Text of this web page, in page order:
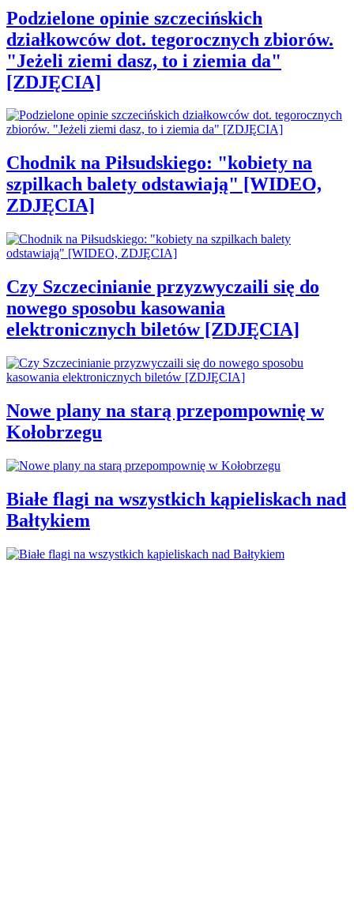
Podzielone opinie szczecińskich
działkowców dot. tegorocznych zbiorów.
"Jeżeli ziemi dasz, to i ziemia da"
[ZDJĘCIA]
Chodnik na Piłsudskiego: "kobiety na
szpilkach balety odstawiają" [WIDEO,
ZDJĘCIA]
Czy Szczecinianie przyzwyczaili się do
nowego sposobu kasowania
elektronicznych biletów [ZDJĘCIA]
Nowe plany na starą przepompownię w
Kołobrzegu
Białe flagi na wszystkich kąpieliskach nad
Bałtykiem